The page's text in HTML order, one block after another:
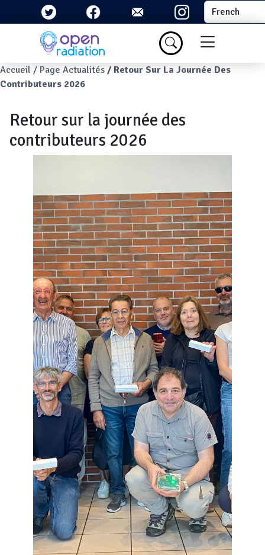
Aller au contenu principal Select your
Menu du
Fil d'Ariane
Accueil Page Actualités
Retour Sur La Journée Des
Contributeurs 2026
Retour sur la journée des
contributeurs 2026